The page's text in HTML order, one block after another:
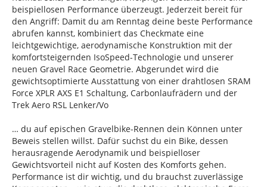
beispiellosen Performance überzeugt. Jederzeit bereit für
den Angriff: Damit du am Renntag deine beste Performance
abrufen kannst, kombiniert das Checkmate eine
leichtgewichtige, aerodynamische Konstruktion mit der
komfortsteigernden IsoSpeed-Technologie und unserer
neuen Gravel Race Geometrie. Abgerundet wird die
gewichtsoptimierte Ausstattung von einer drahtlosen SRAM
Force XPLR AXS E1 Schaltung, Carbonlaufrädern und der
Trek Aero RSL Lenker/Vo
… du auf epischen Gravelbike-Rennen dein Können unter
Beweis stellen willst. Dafür suchst du ein Bike, dessen
herausragende Aerodynamik und beispielloser
Gewichtsvorteil nicht auf Kosten des Komforts gehen.
Performance ist dir wichtig, und du brauchst zuverlässige